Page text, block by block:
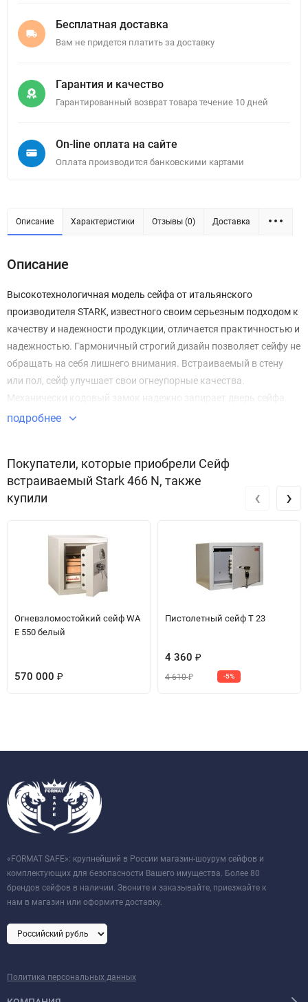
Бесплатная доставка
Вам не придется платить за доставку
Гарантия и качество
Гарантированный возврат товара течение 10 дней
On-line оплата на сайте
Оплата производится банковскими картами
Описание Характеристики Отзывы (0) Доставка
Описание
Высокотехнологичная модель сейфа от итальянского
производителя STARK, известного своим серьезным подходом к
качеству и надежности продукции, отличается практичностью и
надежностью. Гармоничный строгий дизайн позволяет сейфу не
обращать на себя лишнего внимания. Встраиваемый в стену
или пол, сейф улучшает свои огнеупорные качества.
Механически кодовый замок надежно запирает дверь сейфа.
подробнее
Покупатели, которые приобрели Сейф
встраиваемый Stark 466 N, также
купили
Огневзломостойкий сейф WA
E 550 белый
570 000 ₽
Пистолетный сейф T 23
4 360 ₽
4 610₽ -5%
‹ ›
«FORMAT SAFE»: крупнейший в России магазин-шоурум сейфов и
комплектующих для безопасности Вашего имущества. Более 80
брендов сейфов в наличии. Звоните и заказывайте, приезжайте к
нам в магазин или оформите доставку.
Политика персональных данных